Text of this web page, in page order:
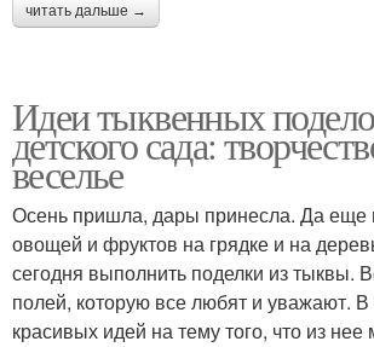
читать дальше →
Идеи тыквенных
детского сада:
веселье
Осень пришла, дары принесла. Да еще
овощей и фруктов на грядке и на
сегодня выполнить поделки из тыквы.
полей, которую все любят и уважают. В
красивых идей на тему того, что из